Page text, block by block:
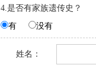
4.是否有家族遗传史？
有
没有
姓名：